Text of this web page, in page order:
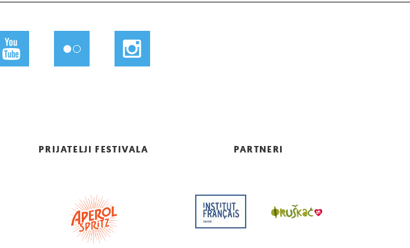
PRIJATELJI FESTIVALA PARTNERI